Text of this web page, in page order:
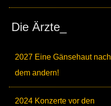
Die Ärzte_
2027 Eine Gänsehaut nach
dem andern!
2024 Konzerte vor den